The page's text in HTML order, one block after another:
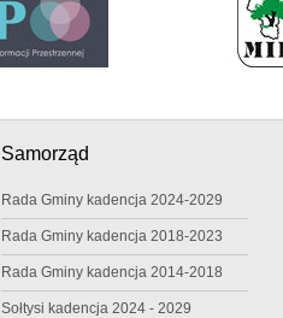
Samorząd
Rada Gminy kadencja 2024-2029
Rada Gminy kadencja 2018-2023
Rada Gminy kadencja 2014-2018
Sołtysi kadencja 2024 - 2029